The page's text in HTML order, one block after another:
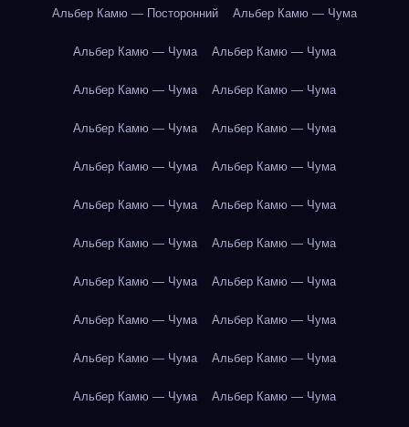
Альбер Камю — Посторонний Альбер Камю — Чума
Альбер Камю — Чума Альбер Камю — Чума
Альбер Камю — Чума Альбер Камю — Чума
Альбер Камю — Чума Альбер Камю — Чума
Альбер Камю — Чума Альбер Камю — Чума
Альбер Камю — Чума Альбер Камю — Чума
Альбер Камю — Чума Альбер Камю — Чума
Альбер Камю — Чума Альбер Камю — Чума
Альбер Камю — Чума Альбер Камю — Чума
Альбер Камю — Чума Альбер Камю — Чума
Альбер Камю — Чума Альбер Камю — Чума